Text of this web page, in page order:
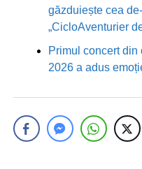
găzduiește cea
„CicloAventurier
Primul concert
2026 a adus